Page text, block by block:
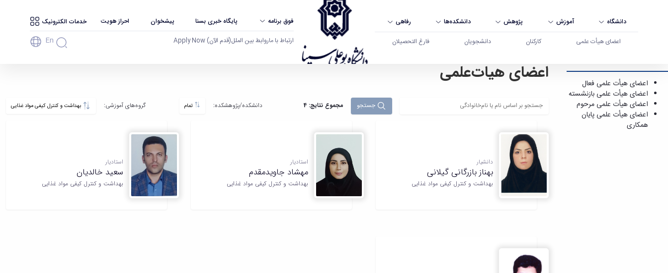
دانشگاه آموزش پژوهش دانشکده‌ها رفاهی
اعضای هیأت علمی کارکنان دانشجویان فارغ التحصیلان
فوق برنامه پایگاه خبری بسنا پیشخوان احراز هویت خدمات الکترونیک
ارتباط با ماروابط بین الملل(قدم الآن) Apply Now En
اعضای هیأت علمی - دانشگاه بوعلی سینا همدان
اعضای هیأت علمی فعال
اعضای هیأت علمی بازنشسته
اعضای هیأت علمی مرحوم
اعضای هیأت علمی پایان
همکاری
اعضای هیات‌علمی
جستجو مجموع نتایج: 4 دانشکده‌/پژوهشکده‌: گروه‌های آموزشی:
دانشیار
بهناز بازرگانی گیلانی
بهداشت و کنترل کیفی مواد غذایی
استادیار
مهشاد جاویدمقدم
بهداشت و کنترل کیفی مواد غذایی
استادیار
سعید خالدیان
بهداشت و کنترل کیفی مواد غذایی